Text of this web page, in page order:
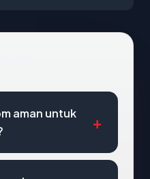
aman untuk